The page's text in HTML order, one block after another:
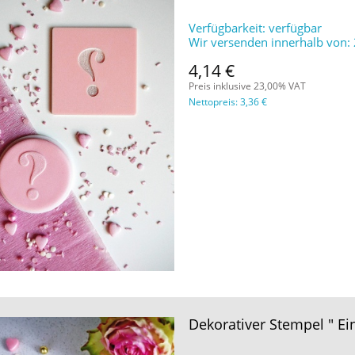
Verfügbarkeit: verfügbar
Wir versenden innerhalb von:
4,14 €
Preis inklusive 23,00% VAT
Nettopreis:3,36 €
Dekorativer Stempel "